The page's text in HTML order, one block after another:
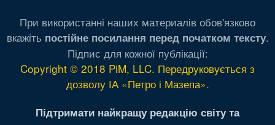
При використанні наших материалів обов'язково
вкажіть постійне посилання перед початком тексту.
Підпис для кожної публікації:
Copyright © 2018 PiM, LLC. Передруковується з
дозволу ІА «Петро і Мазепа».
Підтримати найкращу редакцію світу та